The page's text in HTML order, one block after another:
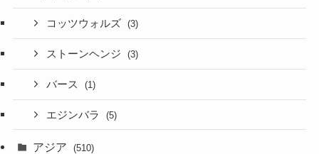
コッツウォルズ (3)
ストーンヘンジ (3)
バース (1)
エジンバラ (5)
アジア (510)